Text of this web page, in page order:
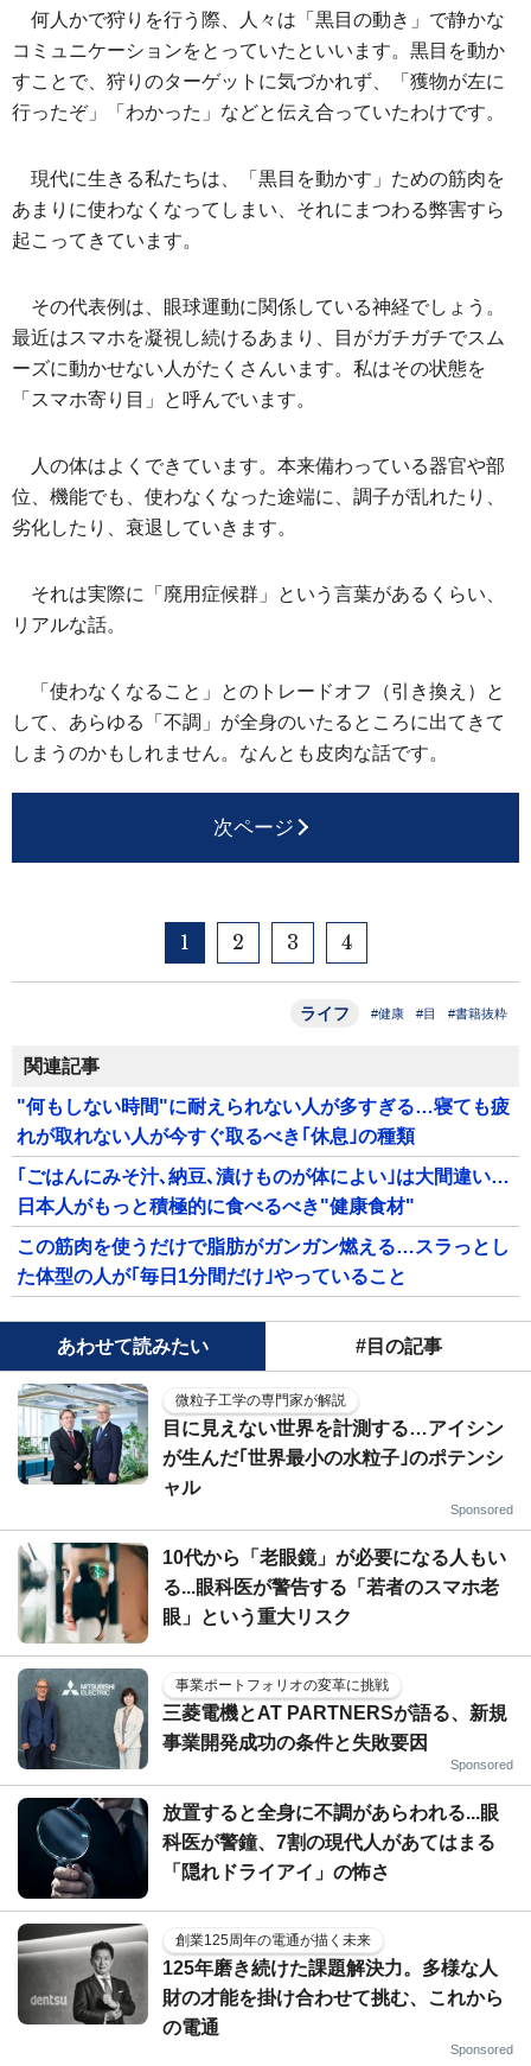
何人かで狩りを行う際、人々は「黒目の動き」で静かな
コミュニケーションをとっていたといいます。黒目を動か
すことで、狩りのターゲットに気づかれず、「獲物が左に
行ったぞ」「わかった」などと伝え合っていたわけです。
現代に生きる私たちは、「黒目を動かす」ための筋肉を
あまりに使わなくなってしまい、それにまつわる弊害すら
起こってきています。
その代表例は、眼球運動に関係している神経でしょう。
最近はスマホを凝視し続けるあまり、目がガチガチでスム
ーズに動かせない人がたくさんいます。私はその状態を
「スマホ寄り目」と呼んでいます。
人の体はよくできています。本来備わっている器官や部
位、機能でも、使わなくなった途端に、調子が乱れたり、
劣化したり、衰退していきます。
それは実際に「廃用症候群」という言葉があるくらい、
リアルな話。
「使わなくなること」とのトレードオフ（引き換え）と
して、あらゆる「不調」が全身のいたるところに出てきて
しまうのかもしれません。なんとも皮肉な話です。
次ページ
1 2 3 4
ライフ #健康 #目 #書籍抜粋
関連記事
"何もしない時間"に耐えられない人が多すぎる…寝ても疲
れが取れない人が今すぐ取るべき｢休息｣の種類
｢ごはんにみそ汁､納豆､漬けものが体によい｣は大間違い…
日本人がもっと積極的に食べるべき"健康食材"
この筋肉を使うだけで脂肪がガンガン燃える…スラっとし
た体型の人が｢毎日1分間だけ｣やっていること
あわせて読みたい #目の記事
微粒子工学の専門家が解説
目に見えない世界を計測する…アイシン
が生んだ｢世界最小の水粒子｣のポテンシ
ャル
Sponsored
10代から「老眼鏡」が必要になる人もい
る...眼科医が警告する「若者のスマホ老
眼」という重大リスク
事業ポートフォリオの変革に挑戦
三菱電機とAT PARTNERSが語る、新規
事業開発成功の条件と失敗要因
Sponsored
放置すると全身に不調があらわれる...眼
科医が警鐘、7割の現代人があてはまる
「隠れドライアイ」の怖さ
創業125周年の電通が描く未来
125年磨き続けた課題解決力。多様な人
財の才能を掛け合わせて挑む、これから
の電通
Sponsored